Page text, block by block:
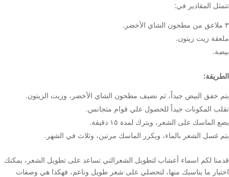
تتمثل المقادير في:
٣ ملاعق من مطحون الشاي الأخضر.
ملعقة زيت زيتون.
بيضة.
الطريقة:
يتم خفق البيض جيداً، ثم نضيف مطحون الشاي الأخضر، وزيت الزيتون.
تقلب المكونات جيداً للحصول علي قوام متجانس.
يضع الماسك على الشعر، ويترك لمدة ١٥ دقيقة.
يتم غسل الشعر بالماء، ويكرر الماسك مرتين، وثلاث في الشهر.
قدمنا لكم اسماء أعشاب لتطويل الشعرالتي تساعد على تطويل الشعر، يمكنك
اختيار ما يناسبك منها، لتحصلي على شعر طويل وناعم، فهكذا هي وصفات